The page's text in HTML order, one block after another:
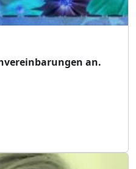
an.